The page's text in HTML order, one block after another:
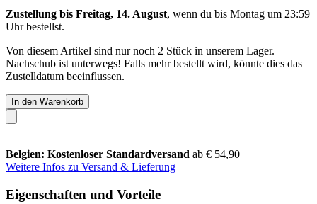
Zustellung bis Freitag, 14. August, wenn du bis Montag um 23:59
Uhrbestellst.
Von diesem Artikel sind nur noch 2 Stück in unserem Lager.
Nachschub ist unterwegs! Falls mehr bestellt wird, könnte dies das
Zustelldatum beeinflussen.
In den Warenkorb
Belgien: Kostenloser Standardversand ab € 54,90
Weitere Infos zu Versand & Lieferung
Eigenschaften und Vorteile